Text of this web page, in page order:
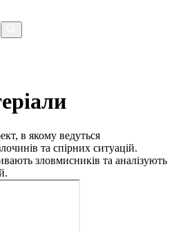
в якому ведуться
та спірних ситуацій.
зловмисників та аналізують